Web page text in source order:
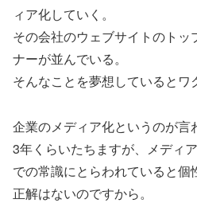
ィア化していく。
その会社のウェブサイトのト
ナーが並んでいる。
そんなことを夢想しているとワ
企業のメディア化というのが言
3年くらいたちますが、メディ
での常識にとらわれていると個
正解はないのですから。